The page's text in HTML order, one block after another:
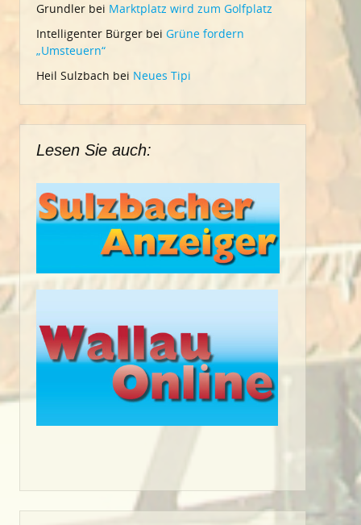
Grundler bei Marktplatz wird zum Golfplatz
Intelligenter Bürger bei Grüne fordern
„Umsteuern“
Heil Sulzbach bei Neues Tipi
Lesen Sie auch: